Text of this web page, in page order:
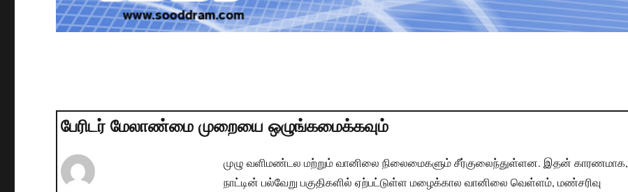
பேரிடர் மேலாண்மை முறையை ஒழுங்கமைக்கவும்
முழு வளிமண்டல மற்றும் வானிலை நிலைமைகளும் சீர்குலைந்துள்ளன. இதன் காரணமாக,
நாட்டின் பல்வேறு பகுதிகளில் ஏற்பட்டுள்ள மழைக்கால வானிலை வெள்ளம், மண்சரிவு